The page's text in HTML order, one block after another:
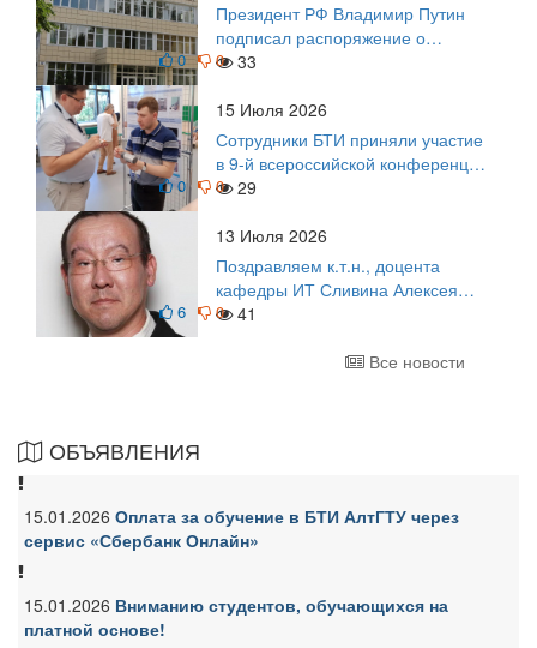
Президент РФ Владимир Путин
подписал распоряжение о
поощрении граждан и трудовых
0 0 33
15 Июля 2026
Сотрудники БТИ приняли участие
в 9-й всероссийской конференции
по задачам со свободными
0 0 29
13 Июля 2026
Поздравляем к.т.н., доцента
кафедры ИТ Сливина Алексея
Николаевича с юбилеем!
6 0 41
Все новости
ОБЪЯВЛЕНИЯ
15.01.2026 Оплата за обучение в БТИ АлтГТУ через
сервис «Сбербанк Онлайн»
15.01.2026 Вниманию студентов, обучающихся на
платной основе!